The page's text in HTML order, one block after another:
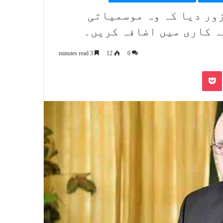
دیا کہ وہ موسمیاتی
کاری میں اضافہ کریں۔
0
12